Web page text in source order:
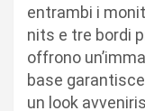
entrambi i
nits e tre bordi
offrono
base
un look